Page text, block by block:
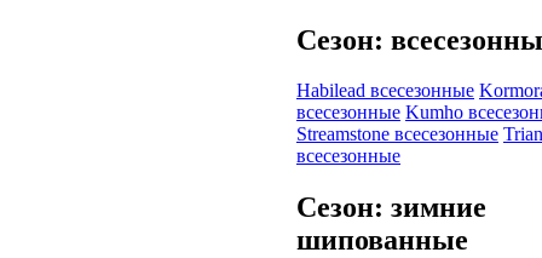
Сезон:
Habilead всесезонные
всесезонные Kumho
Streamstone всесезонные
всесезонные
Сезон: зимние
шипованные